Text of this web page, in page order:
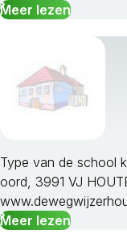
Meer lezen
Type van de school
oord, 3991 VJ
Meer lezen